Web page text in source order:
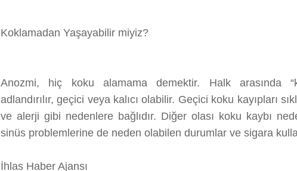
Koklamadan Yaşayabilir miyiz?
Anozmi, hiç koku alamama demektir. Halk arasında
adlandırılır, geçici veya kalıcı olabilir. Geçici koku kayıpları
ve alerji gibi nedenlere bağlıdır. Diğer olası koku kaybı
sinüs problemlerine de neden olabilen durumlar ve sigara
İhlas Haber Ajansı